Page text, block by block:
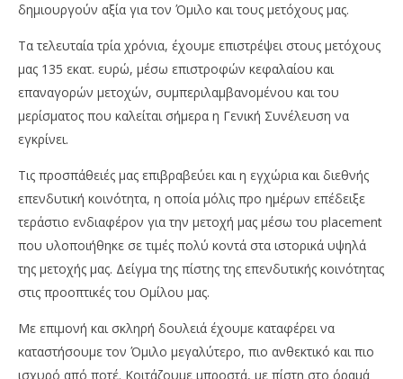
δημιουργούν αξία για τον Όμιλο και τους μετόχους μας.
Τα τελευταία τρία χρόνια, έχουμε επιστρέψει στους μετόχους
μας 135 εκατ. ευρώ, μέσω επιστροφών κεφαλαίου και
επαναγορών μετοχών, συμπεριλαμβανομένου και του
μερίσματος που καλείται σήμερα η Γενική Συνέλευση να
εγκρίνει.
Τις προσπάθειές μας επιβραβεύει και η εγχώρια και διεθνής
επενδυτική κοινότητα, η οποία μόλις προ ημέρων επέδειξε
τεράστιο ενδιαφέρον για την μετοχή μας μέσω του placement
που υλοποιήθηκε σε τιμές πολύ κοντά στα ιστορικά υψηλά
της μετοχής μας. Δείγμα της πίστης της επενδυτικής κοινότητας
στις προοπτικές του Ομίλου μας.
Με επιμονή και σκληρή δουλειά έχουμε καταφέρει να
καταστήσουμε τον Όμιλο μεγαλύτερο, πιο ανθεκτικό και πιο
ισχυρό από ποτέ. Κοιτάζουμε μπροστά, με πίστη στο όραμά